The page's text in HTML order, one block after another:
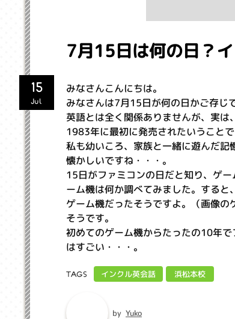
7月15日は何の日？
15
Jul
みなさんこんにちは。
みなさんは7月15日が何の日かご存じ
英語とは全く関係ありませんが、実は
1983年に最初に発売されたいうこと
私も幼いころ、家族と一緒に遊んだ記
懐かしいですね・・・。
15日がファミコンの日だと知り、ゲ
ーム機は何か調べてみました。する
ゲーム機だったそうですよ。（画像
そうです。
初めてのゲーム機からたったの10年
はすごい・・・。
TAGS インクル英会話 浜松本校
by Yuko